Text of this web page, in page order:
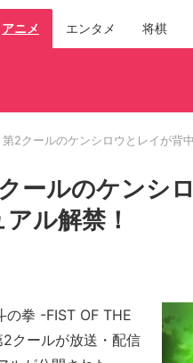
アニメ エンタメ 将棋
2クールのケンシロウとレイが背
ールのケンシ
ル解禁！
拳 -FIST OF THE
クールが放送・配信